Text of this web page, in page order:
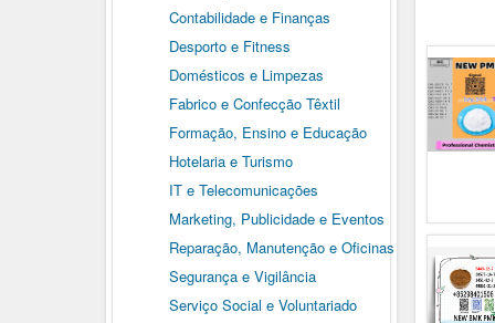
Contabilidade e Finanças
Desporto e Fitness
Domésticos e Limpezas
Fabrico e Confecção Têxtil
Formação, Ensino e Educação
Hotelaria e Turismo
IT e Telecomunicações
Marketing, Publicidade e Eventos
Reparação, Manutenção e Oficinas
Segurança e Vigilância
Serviço Social e Voluntariado